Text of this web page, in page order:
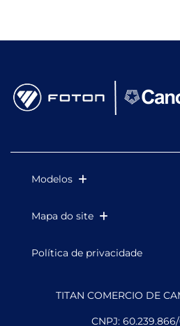
Modelos
Mapa do site
Política de privacidade
TITAN COMERCIO DE
CNPJ: